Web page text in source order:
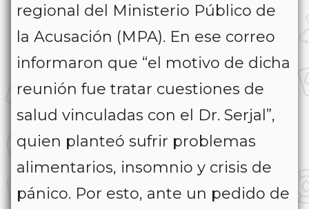
regional del Ministerio Público de
la Acusación (MPA). En ese correo
informaron que “el motivo de dicha
reunión fue tratar cuestiones de
salud vinculadas con el Dr. Serjal”,
quien planteó sufrir problemas
alimentarios, insomnio y crisis de
pánico. Por esto, ante un pedido de